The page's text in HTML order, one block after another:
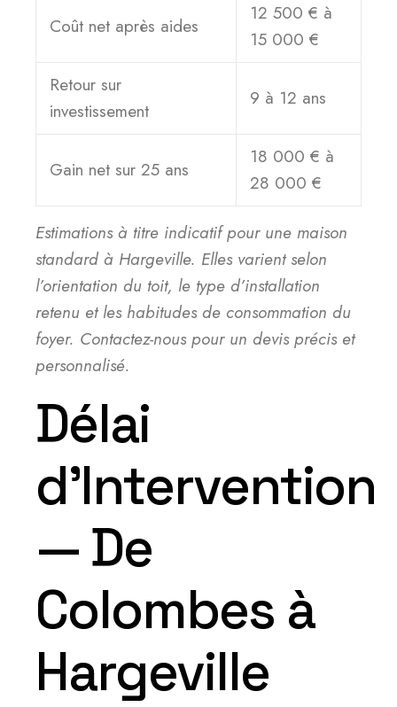
Coût net après aides
12 500 € à
15 000 €
Retour sur
investissement
9 à 12 ans
Gain net sur 25 ans
18 000 € à
28 000 €
Estimations à titre indicatif pour une maison
standard à Hargeville. Elles varient selon
l’orientation du toit, le type d’installation
retenu et les habitudes de consommation du
foyer. Contactez-nous pour un devis précis et
personnalisé.
Délai
d’Intervention
— De
Colombes à
Hargeville